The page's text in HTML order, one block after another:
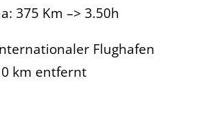
375 Km –> 3.50h
Flughafen
km entfernt